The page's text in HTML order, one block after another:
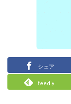
シェア
feedly